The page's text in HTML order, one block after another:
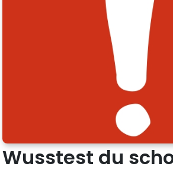
Wusstest du